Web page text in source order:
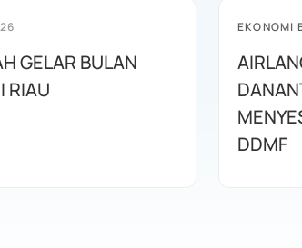
GELAR BULAN
RIAU
EKONOMI
DDMF